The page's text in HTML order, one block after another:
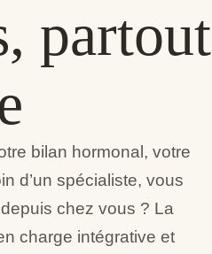
partout
bilan hormonal, votre
d’un spécialiste, vous
chez vous ? La
charge intégrative et